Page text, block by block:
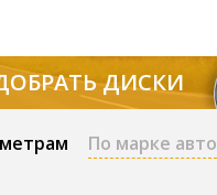
ДИСКИ
По марке авто